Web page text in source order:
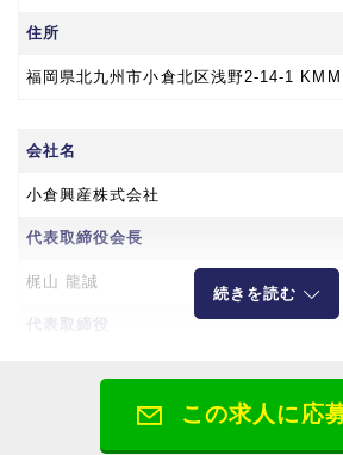
住所
福岡県北九州市小倉北区浅野2-14-1 KMM
会社名
小倉興産株式会社
代表取締役会長
梶山 龍誠
代表取締役
続きを読む
この求人に応